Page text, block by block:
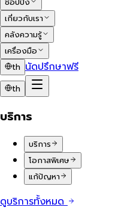
เกี่ยวกับเรา
คลังความรู้
เครื่องมือ
th นัดปรึกษาฟรี
th
บริการ
บริการ
โอกาสพิเศษ
แก้ปัญหา
ดูบริการทั้งหมด